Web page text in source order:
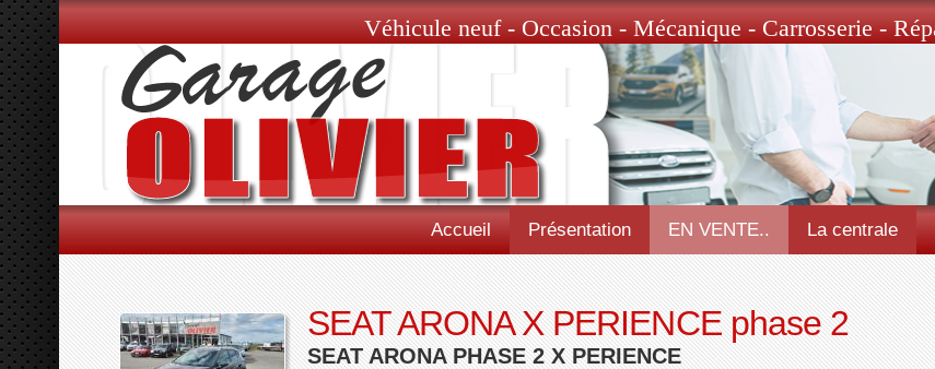
Véhicule neuf - Occasion - Mécanique - Carrosserie -
Accueil Présentation EN VENTE.. La centrale
SEAT ARONA X PERIENCE phase 2
SEAT ARONA PHASE 2 X PERIENCE